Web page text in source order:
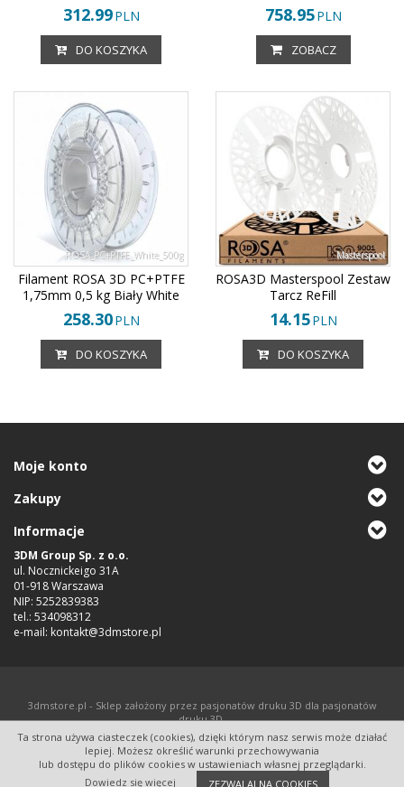
Ta strona używa ciasteczek (cookies), dzięki którym nasz serwis może działać
lepiej. Możesz określić warunki przechowywania
lub dostępu do plików cookies w ustawieniach własnej przeglądarki.
Dowiedz się więcej
ZEZWALAJ NA COOKIES
312.99PLN
DO KOSZYKA
758.95PLN
ZOBACZ
ROSA_PC+PTFE_White_500g
Filament ROSA 3D PC+PTFE
1,75mm 0,5 kg Biały White
258.30PLN
DO KOSZYKA
Masterspool
ROSA3D Masterspool Zestaw
Tarcz ReFill
14.15PLN
DO KOSZYKA
Moje konto
Zakupy
Informacje
3DM Group Sp. z o.o.
ul. Nocznickeigo 31A
01-918 Warszawa
NIP: 5252839383
tel.: 534098312
e-mail: kontakt@3dmstore.pl
3dmstore.pl - Sklep założony przez pasjonatów druku 3D dla pasjonatów
druku 3D.
InfoSerwis-oprogramowanie sklepu internetowego